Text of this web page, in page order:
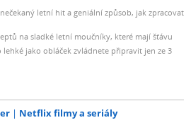
letní hit a geniální způsob, jak zpracovat
na sladké letní moučníky, které mají šťávu
jako obláček zvládnete připravit jen ze 3
Netflix filmy a seriály